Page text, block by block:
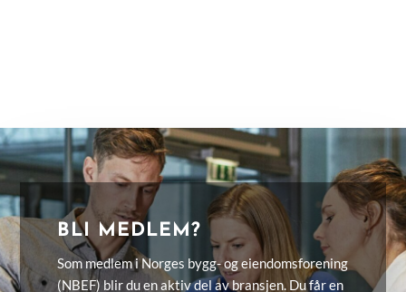
BLI MEDLEM?
Som medlem i Norges bygg- og eiendomsforening
(NBEF) blir du en aktiv del av bransjen. Du får en